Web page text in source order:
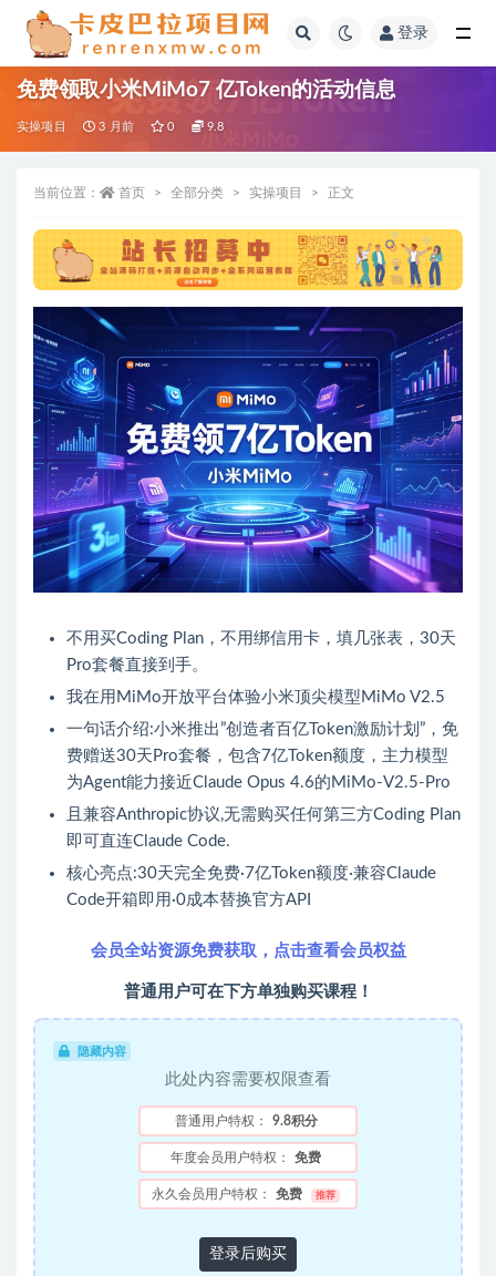
登录
免费领取小米MiMo7 亿Token的活动信息
实操项目 3 月前 0 9.8
当前位置： 首页 全部分类 实操项目 正文
不用买Coding Plan，不用绑信用卡，填几张表，30天
Pro套餐直接到手。
我在用MiMo开放平台体验小米顶尖模型MiMo V2.5
一句话介绍:小米推出”创造者百亿Token激励计划”，免
费赠送30天Pro套餐，包含7亿Token额度，主力模型
为Agent能力接近Claude Opus 4.6的MiMo-V2.5-Pro
且兼容Anthropic协议,无需购买任何第三方Coding Plan
即可直连Claude Code.
核心亮点:30天完全免费·7亿Token额度·兼容Claude
Code开箱即用·0成本替换官方API
会员全站资源免费获取，点击查看会员权益
普通用户可在下方单独购买课程！
隐藏内容
此处内容需要权限查看
普通用户特权： 9.8积分
年度会员用户特权： 免费
永久会员用户特权： 免费 推荐
登录后购买
全部